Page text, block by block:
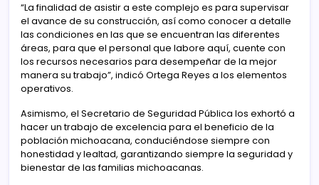
“La finalidad de asistir a este complejo es para supervisar
el avance de su construcción, así como conocer a detalle
las condiciones en las que se encuentran las diferentes
áreas, para que el personal que labore aquí, cuente con
los recursos necesarios para desempeñar de la mejor
manera su trabajo”, indicó Ortega Reyes a los elementos
operativos.
Asimismo, el Secretario de Seguridad Pública los exhortó a
hacer un trabajo de excelencia para el beneficio de la
población michoacana, conduciéndose siempre con
honestidad y lealtad, garantizando siempre la seguridad y
bienestar de las familias michoacanas.